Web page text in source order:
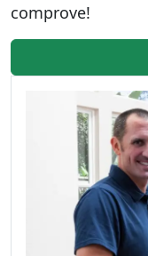
comprove!